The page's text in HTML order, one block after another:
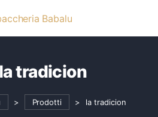
la tradicion
> Prodotti > la tradicion